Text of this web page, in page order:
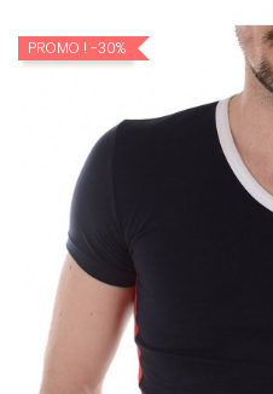
PROMO ! -30%